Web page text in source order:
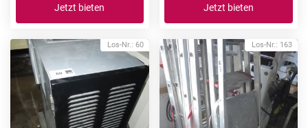
Jetzt bieten Jetzt bieten
Los-Nr.: 60 Los-Nr.: 163